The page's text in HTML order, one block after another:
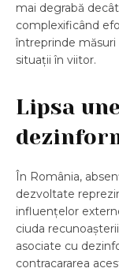
mai degrabă
complexificând
întreprinde
situații în viitor.
Lipsa
În România,
dezvoltate
influențelor
ciuda
asociate cu
contracararea